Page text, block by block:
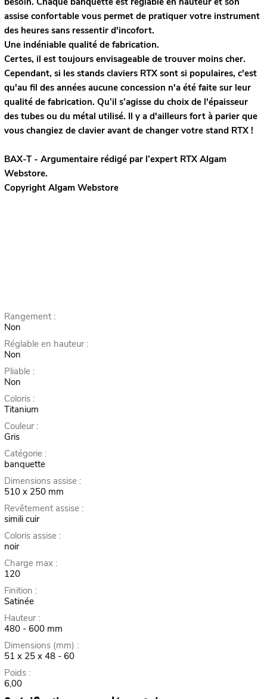
assise confortable vous permet de pratiquer votre instrument
des heures sans ressentir d'incofort.
Une indéniable qualité de fabrication.
Certes, il est toujours envisageable de trouver moins cher.
Cependant, si les stands claviers RTX sont si populaires, c'est
qu'au fil des années aucune concession n'a été faite sur leur
qualité de fabrication. Qu’il s’agisse du choix de l'épaisseur
des tubes ou du métal utilisé. Il y a d'ailleurs fort à parier que
vous changiez de clavier avant de changer votre stand RTX !
BAX-T - Argumentaire rédigé par l’expert RTXAlgam
Webstore.
Copyright Algam Webstore
Rangement :
Non
Réglable en hauteur :
Non
Pliable :
Non
Coloris :
Titanium
Couleur :
Gris
Catégorie :
banquette
Dimensions assise :
510 x 250 mm
Revêtement assise :
simili cuir
Coloris assise :
noir
Charge max :
120
Finition :
Satinée
Hauteur :
480 - 600 mm
Dimensions (mm) :
51 x 25 x 48 - 60
Poids :
6,00